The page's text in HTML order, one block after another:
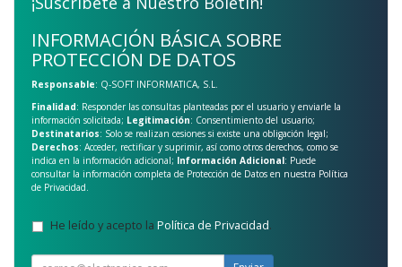
INFORMACIÓN BÁSICA SOBRE
PROTECCIÓN DE DATOS
Responsable: Q-SOFT INFORMATICA, S.L.
Finalidad: Responder las consultas planteadas por el usuario y enviarle la
información solicitada; Legitimación: Consentimiento del usuario;
Destinatarios: Solo se realizan cesiones si existe una obligación legal;
Derechos: Acceder, rectificar y suprimir, así como otros derechos, como se
indica en la información adicional; Información Adicional: Puede
consultar la información completa de Protección de Datos en nuestra Política
de Privacidad.
He leído y acepto la Política de Privacidad.